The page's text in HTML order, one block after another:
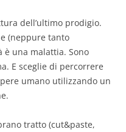
dell’ultimo prodigio.
(neppure tanto
è una malattia. Sono
E sceglie di percorrere
umano utilizzando un
tratto (cut&paste,